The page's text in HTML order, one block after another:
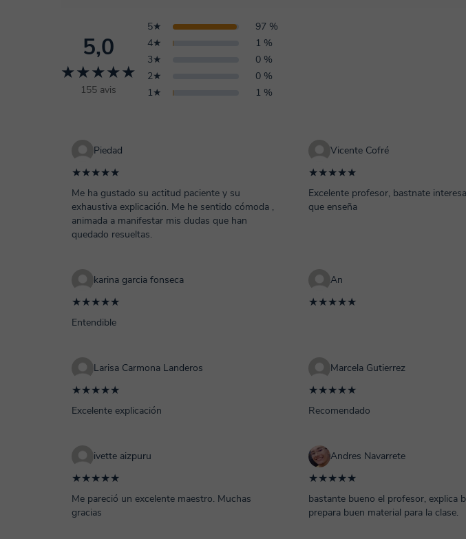
5,0
★★★★★
155 avis
5★
97 %
4★
1 %
3★
0 %
2★
0 %
1★
1 %
Piedad
★★★★★
Me ha gustado su actitud paciente y su
exhaustiva explicación. Me he sentido cómoda ,
animada a manifestar mis dudas que han
quedado resueltas.
Vicente Cofré
★★★★★
Excelente profesor, bastnate
que enseña
karina garcia fonseca
★★★★★
Entendible
An
★★★★★
Larisa Carmona Landeros
★★★★★
Excelente explicación
Marcela Gutierrez
★★★★★
Recomendado
ivette aizpuru
★★★★★
Me pareció un excelente maestro. Muchas
gracias
Andres Navarrete
★★★★★
bastante bueno el profesor, explica
prepara buen material para la clase.